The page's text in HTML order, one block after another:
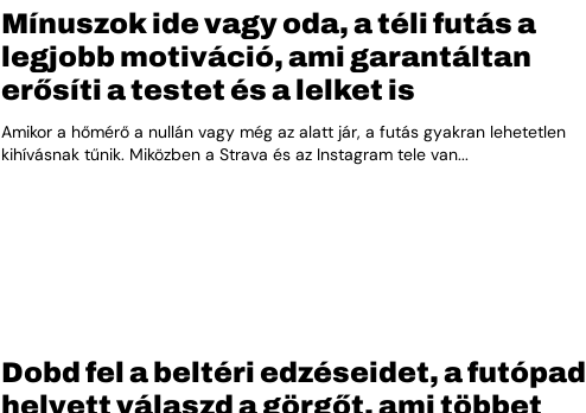
Mínuszok ide vagy oda, a téli futás a
legjobb motiváció, ami garantáltan
erősíti a testet és a lelket is
Amikor a hőmérő a nullán vagy még az alatt jár, a futás gyakran lehetetlen
kihívásnak tűnik. Miközben a Strava és az Instagram tele van...
Dobd fel a beltéri edzéseidet, a futópad